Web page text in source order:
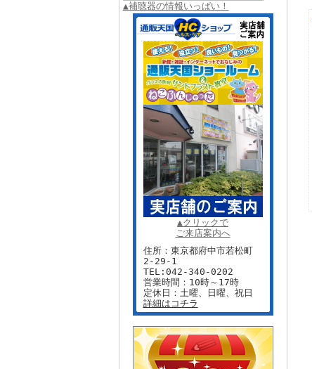
▲補聴器の情報いっぱい！
▲クリックで
ご来店案内へ
住所：東京都府中市若松町
2-29-1
TEL:042-340-0202
営業時間：10時～17時
定休日：土曜、日曜、祝日
詳細はコチラ